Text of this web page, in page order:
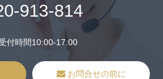
913-814
付時間10:00-17:00
お問合せの前に